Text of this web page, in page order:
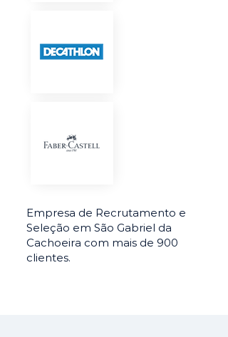
Empresa de Recrutamento e
Seleção em São Gabriel da
Cachoeira com mais de 900
clientes.